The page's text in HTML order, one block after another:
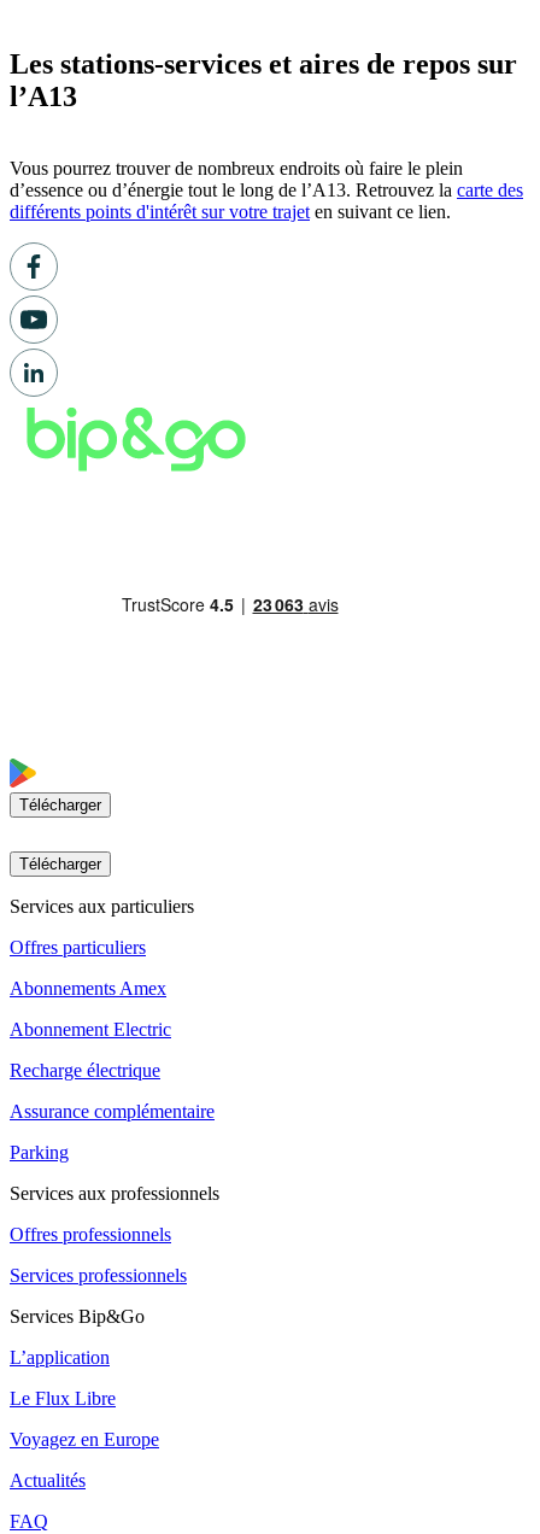
Les stations-services et aires de repos sur
l’A13
Vous pourrez trouver de nombreux endroits où faire le plein
d’essence ou d’énergie tout le long de l’A13. Retrouvez la carte des
différents points d'intérêt sur votre trajeten suivant ce lien.
Télécharger
Télécharger
Services aux particuliers
Offres particuliers
Abonnements Amex
Abonnement Electric
Recharge électrique
Assurance complémentaire
Parking
Services aux professionnels
Offres professionnels
Services professionnels
Services Bip&Go
L’application
Le Flux Libre
Voyagez en Europe
Actualités
FAQ